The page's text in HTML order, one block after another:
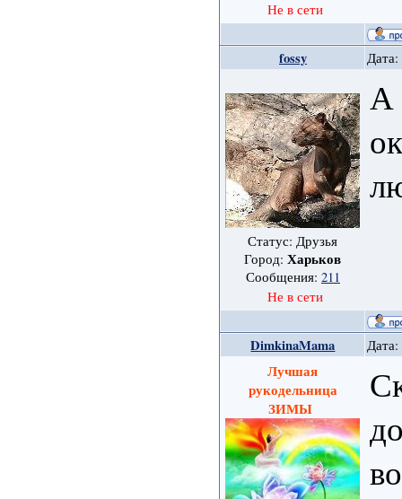
Не в сети
fossy Дата:
Статус: Друзья
Город:Харьков
Сообщения: 211
Не в сети
А
DimkinaMama Дата:
Лучшая
рукодельница
ЗИМЫ